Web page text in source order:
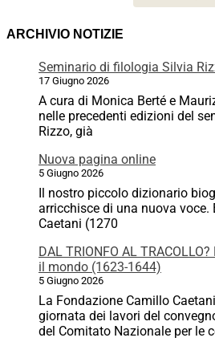
ARCHIVIO NOTIZIE
Seminario di filologia Silvia
17 Giugno 2026
A cura di Monica Berté e
nelle precedenti edizioni del
Rizzo, già
Nuova pagina online
5 Giugno 2026
Il nostro piccolo dizionario
arricchisce di una nuova voce.
Caetani (1270
DAL TRIONFO AL
il mondo (1623-1644)
5 Giugno 2026
La Fondazione Camillo
giornata dei lavori del
del Comitato Nazionale per le